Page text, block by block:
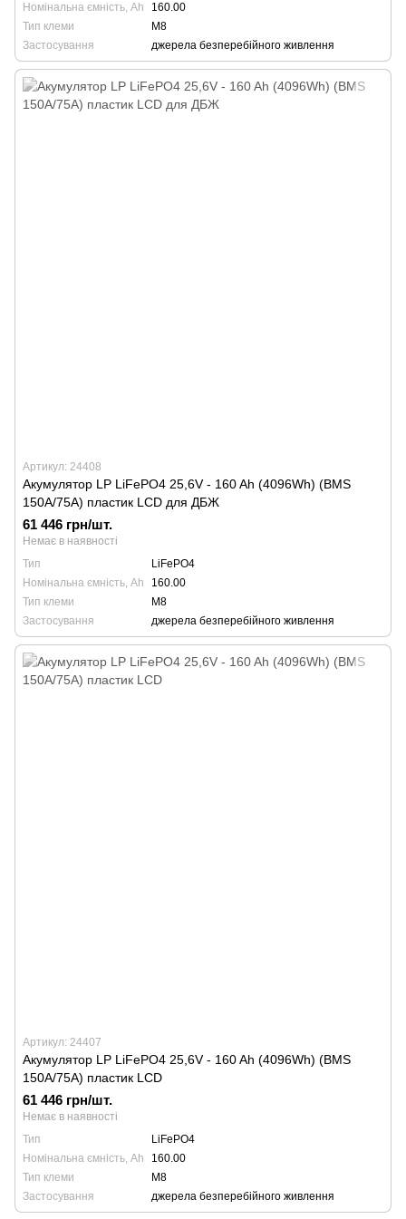
Номінальна ємність, Ah
160.00
Тип клеми
М8
Застосування
джерела безперебійного живлення
Артикул: 24408
Акумулятор LP LiFePO4 25,6V - 160 Ah (4096Wh) (BMS
150A/75А) пластик LCD для ДБЖ
61 446 грн/шт.
Немає в наявності
Тип
LiFePO4
Номінальна ємність, Ah
160.00
Тип клеми
М8
Застосування
джерела безперебійного живлення
Артикул: 24407
Акумулятор LP LiFePO4 25,6V - 160 Ah (4096Wh) (BMS
150A/75А) пластик LCD
61 446 грн/шт.
Немає в наявності
Тип
LiFePO4
Номінальна ємність, Ah
160.00
Тип клеми
М8
Застосування
джерела безперебійного живлення